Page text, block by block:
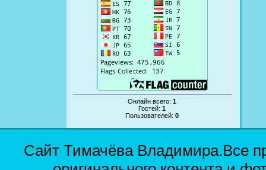
Онлайн всего:1
Гостей:1
Пользователей:0
Сайт Тимачёва Владимира.Все